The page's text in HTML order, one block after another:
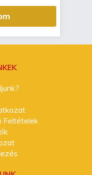
Feltételek